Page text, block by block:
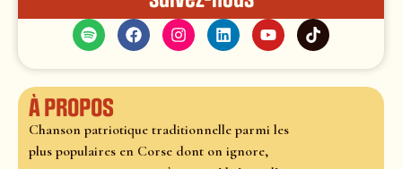
À propos
Chanson patriotique traditionnelle parmi les
plus populaires en Corse dont on ignore,